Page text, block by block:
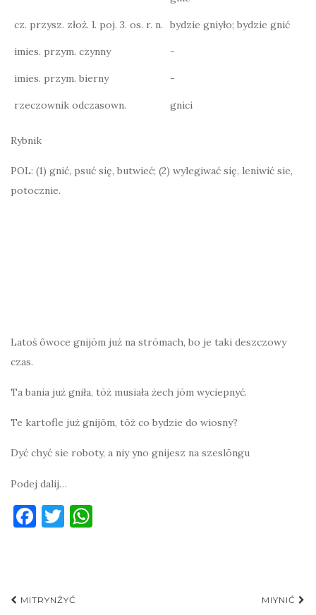
cz. przysz. złoż. l. poj. 3. os. r. n. bydzie gniyło; bydzie gnić
imies. przym. czynny -
imies. przym. bierny -
rzeczownik odczasown. gnici
Rybnik
POL: (1) gnić, psuć się, butwieć; (2) wylegiwać się, leniwić sie,
potocznie.
Latoś ôwoce gnijōm już na strōmach, bo je taki deszczowy
czas.
Ta bania już gniła, tōż musiała żech jōm wyciepnyć.
Te kartofle już gnijōm, tōż co bydzie do wiosny?
Dyć chyć sie roboty, a niy yno gnijesz na szeslōngu
Podej dalij…
F
b
T
r
Post
MITRYNŻYĆ MIYNIĆ